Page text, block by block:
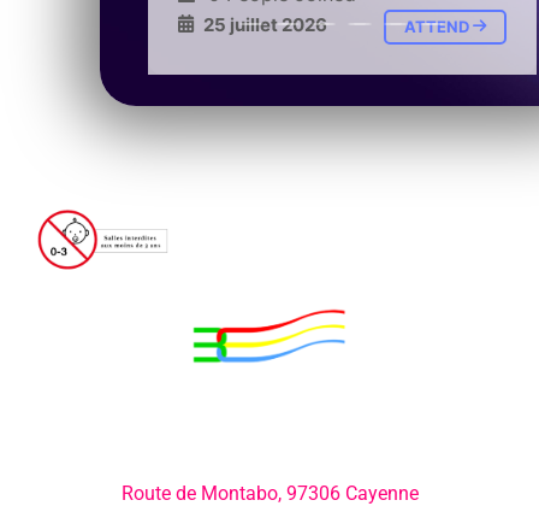
25 juillet 2026 ATTEND
Route de Montabo, 97306 Cayenne